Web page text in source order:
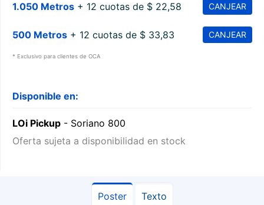
Poster Texto
1.050 Metros + 12 cuotas de $ 22,58 CANJEAR
500 Metros + 12 cuotas de $ 33,83 CANJEAR
* Exclusivo para clientes de OCA
Disponible en:
LOi Pickup - Soriano 800
Oferta sujeta a disponibilidad en stock